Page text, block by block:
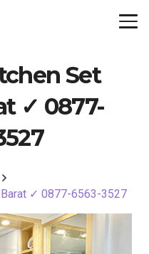
Set
✓ 0877-
✓ 0877-6563-3527